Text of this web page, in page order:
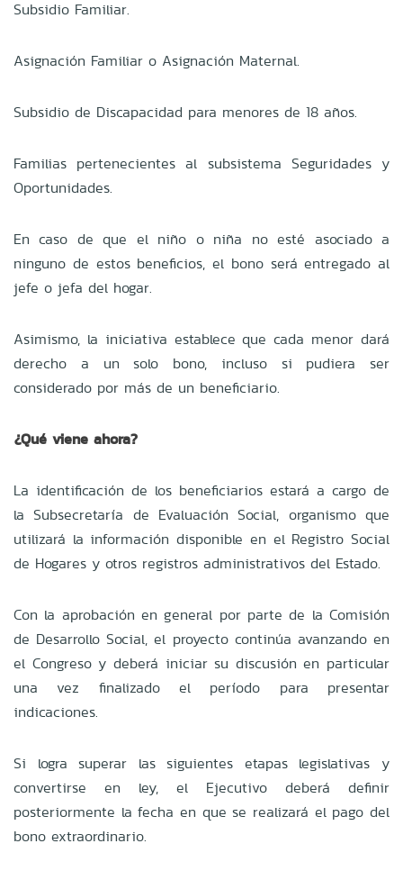
Subsidio Familiar.
Asignación Familiar o Asignación Maternal.
Subsidio de Discapacidad para menores de 18 años.
Familias pertenecientes al subsistema Seguridades y
Oportunidades.
En caso de que el niño o niña no esté asociado a
ninguno de estos beneficios, el bono será entregado al
jefe o jefa del hogar.
Asimismo, la iniciativa establece que cada menor dará
derecho a un solo bono, incluso si pudiera ser
considerado por más de un beneficiario.
¿Qué viene ahora?
La identificación de los beneficiarios estará a cargo de
la Subsecretaría de Evaluación Social, organismo que
utilizará la información disponible en el Registro Social
de Hogares y otros registros administrativos del Estado.
Con la aprobación en general por parte de la Comisión
de Desarrollo Social, el proyecto continúa avanzando en
el Congreso y deberá iniciar su discusión en particular
una vez finalizado el período para presentar
indicaciones.
Si logra superar las siguientes etapas legislativas y
convertirse en ley, el Ejecutivo deberá definir
posteriormente la fecha en que se realizará el pago del
bono extraordinario.